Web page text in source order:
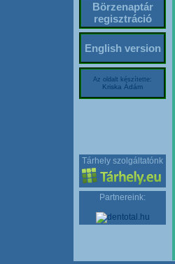
Börzenaptár
regisztráció
English version
Az oldalt készítette:
Kriska Ádám
Tárhely szolgáltatónk
Partnereink: